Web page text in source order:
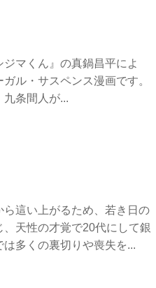
ジマくん』の真鍋昌平によ
ル・サスペンス漫画です。
九条間人が...
這い上がるため、若き日の
天性の才覚で20代にして銀
多くの裏切りや喪失を...